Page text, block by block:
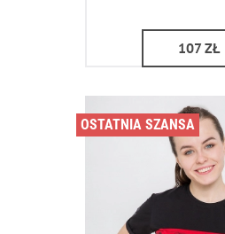
107ZŁ
OSTATNIA SZANSA